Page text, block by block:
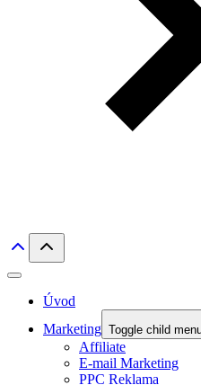
Úvod
Marketing Toggle child
Affiliate
E-mail Marketing
PPC Reklama